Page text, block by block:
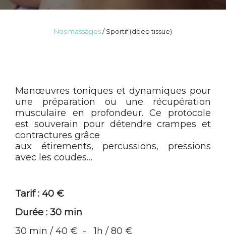
Nos massages/Sportif (deep tissue)
Manœuvres toniques et dynamiques pour
une préparation ou une récupération
musculaire en profondeur. Ce protocole
est souverain pour détendre crampes et
contractures grâce
aux étirements, percussions, pressions
avec les coudes…
Tarif : 40 €
Durée : 30 min
30 min / 40 € - 1h / 80 €